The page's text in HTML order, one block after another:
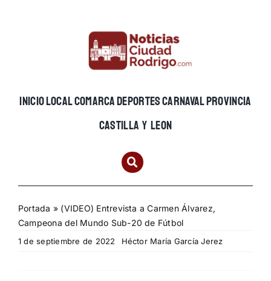
INICIOLOCALCOMARCADEPORTESCARNAVALPROVINCIA
CASTILLA Y LEON
Portada » (VIDEO) Entrevista a Carmen Álvarez,
Campeona del Mundo Sub-20 de Fútbol
1 de septiembre de 2022 Héctor María García Jerez